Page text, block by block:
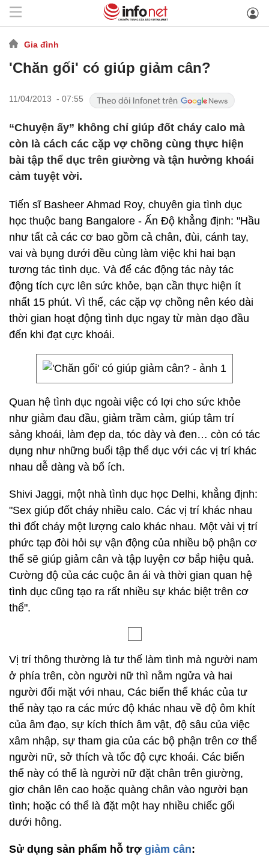
Gia đình
'Chăn gối' có giúp giảm cân?
11/04/2013 - 07:55
“Chuyện ấy” không chỉ giúp đốt cháy calo mà
còn là cách các cặp vợ chồng cùng thực hiện
bài tập thể dục trên giường và tận hưởng khoái
cảm tuyệt vời.
Tiến sĩ Basheer Ahmad Roy, chuyên gia tình dục
học thuộc bang Bangalore - Ấn Độ khẳng định: "Hầu
như tất cả các cơ bao gồm cả chân, đùi, cánh tay,
vai và bụng dưới đều cùng làm việc khi hai bạn
tương tác tình dục. Và để các động tác này tác
động tích cực lên sức khỏe, bạn cần thực hiện ít
nhất 15 phút. Vì thế, các cặp vợ chồng nên kéo dài
thời gian hoạt động tình dục ngay từ màn dạo đầu
đến khi đạt cực khoái.
Quan hệ tình dục ngoài việc có lợi cho sức khỏe
như giảm đau đầu, giảm trầm cảm, giúp tâm trí
sảng khoái, làm đẹp da, tóc dày và đen… còn có tác
dụng như những buổi tập thể dục với các vị trí khác
nhau dễ dàng và bổ ích.
Shivi Jaggi, một nhà tình dục học Delhi, khẳng định:
"Sex giúp đốt cháy nhiều calo. Các vị trí khác nhau
thì đốt cháy một lượng calo khác nhau. Một vài vị trí
phức tạp đòi hỏi sự vận động của nhiều bộ phận cơ
thể sẽ giúp giảm cân và tập luyện cơ bắp hiệu quả.
Cường độ của các cuộc ân ái và thời gian quan hệ
tình dục cũng tạo ra rất nhiều sự khác biệt trên cơ
thể".
Vị trí thông thường là tư thế làm tình mà người nam
ở phía trên, còn người nữ thì nằm ngửa và hai
người đối mặt với nhau, Các biến thể khác của tư
thế này tạo ra các mức độ khác nhau về độ ôm khít
của âm đạo, sự kích thích âm vật, độ sâu của việc
xâm nhập, sự tham gia của các bộ phận trên cơ thể
người nữ, sở thích và tốc độ cực khoái. Các biến
thể này có thể là người nữ đặt chân trên giường,
giơ chân lên cao hoặc quàng chân vào người bạn
tình; hoặc có thể là đặt một hay nhiều chiếc gối
dưới hông.
Sử dụng sản phẩm hỗ trợ giảm cân: